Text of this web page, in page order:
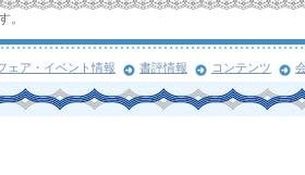
。
ェア・イベント情報 書評情報 コンテンツ